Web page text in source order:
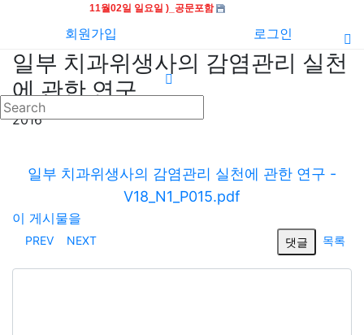
회원가입 로그인
11월02일 일요일 )_공문포함
일부 치과위생사의 감염관리 실천
에 관한 연구
2016
일부 치과위생사의 감염관리 실천에 관한 연구 -
V18_N1_P015.pdf
이 게시물을
PREV NEXT 댓글 목록